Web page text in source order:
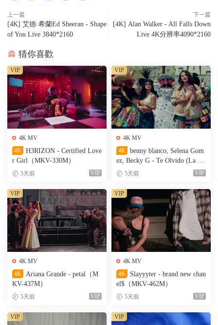
上一篇
[4K] 艾德·希蘭Ed Sheeran - Shape
of You Live 3840*2160
下一篇
[4K] Alan Walker - All Falls Down
Live 4K分辨率4090*2160
猜你喜歡
4K MV
4K
H3RIZON - Certified Love
r Girl（MKV-330M）
5天前 VIP
VIP
4K MV
4K
benny blanco, Selena Gom
ez, Becky G - Te Olvido (La L
a)（MKV-327M）
5天前 VIP
VIP
4K MV
4K
Ariana Grande - petal（M
KV-437M）
5天前 VIP
VIP
4K MV
4K
Slayyyter - brand new chan
el$（MKV-462M）
5天前 VIP
VIP
VIP VIP